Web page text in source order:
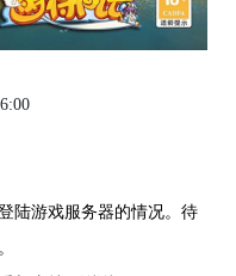
陆游戏服务器的情况。待